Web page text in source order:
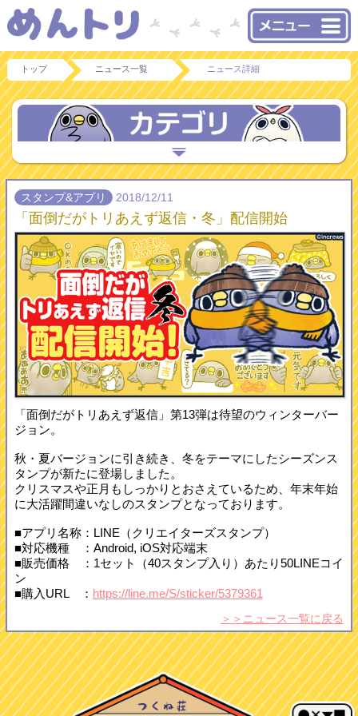
トップ ニュース一覧 ニュース詳細
スタンプ&アプリ 2018/12/11
「面倒だがトリあえず返信・冬」配信開始
「面倒だがトリあえず返信」第13弾は待望のウィンターバー
ジョン。
秋・夏バージョンに引き続き、冬をテーマにしたシーズンス
タンプが新たに登場しました。
クリスマスや正月もしっかりとおさえているため、年末年始
に大活躍間違いなしのスタンプとなっております。
■アプリ名称：LINE（クリエイターズスタンプ）
■対応機種 ：Android, iOS対応端末
■販売価格 ：1セット（40スタンプ入り）あたり50LINEコイ
ン
■購入URL ： https://line.me/S/sticker/5379361
＞＞ニュース一覧に戻る